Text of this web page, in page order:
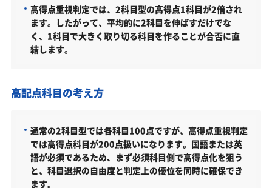
大学受験対策いつから始める？学年・時期別の勉強
のポイント
不登校・高卒認定者・通信制高校の関西国際大学教
浪人生、社会人の方の関西国際大学教育学部合格に
関西国際大学の他の学部
関西国際大学以外の教育学部・関連学部を偏差値か
ら探す
関西国際大学教育学部受験生からのよくある質問
高得点重視判定では、2科目型の高得点1科目が2倍され
ます。したがって、平均的に2科目を伸ばすだけでな
く、1科目で大きく取り切る科目を作ることが合否に直
結します。
高配点科目の考え方
通常の2科目型では各科目100点ですが、高得点重視判定
では高得点科目が200点扱いになります。国語または英
語が必須であるため、まず必須科目側で高得点化を狙う
と、科目選択の自由度と判定上の優位を同時に確保でき
ます。